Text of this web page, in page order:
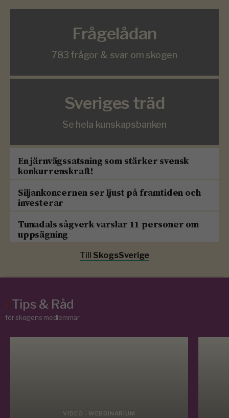
Frågelådan
783 frågor & svar om skogen
Sveriges träd
Se hela kunskapsbanken
En järnvägssatsning som stärker svensk
konkurrenskraft!
Siljankoncernen ser ljust på framtiden och
investerar
Tunadals sågverk varslar 11 personer om
uppsägning
Till SkogsSverige
/Tips & Råd
för skogens medlemmar
VIDEO - WEBBINARIUM